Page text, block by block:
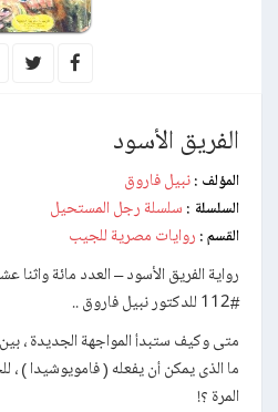
الفريق الأسود
المؤلف : نبيل فاروق
السلسلة : سلسلة رجل المستحيل
القسم : روايات مصرية للجيب
رواية الفريق الأسود – العدد مائة
#112 للدكتور نبيل فاروق ..
متى وكيف ستبدأ المواجهة الجديدة ،
ما الذى يمكن أن يفعله ( فامويوشيدا )
المرة ؟!